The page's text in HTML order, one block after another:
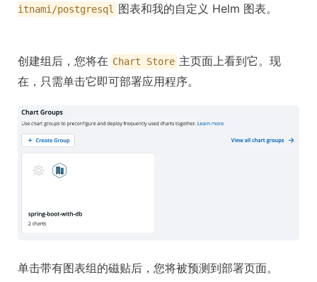
itnami/postgresql
图表和我的自定义 Helm 图表。
创建组后，您将在 Chart Store 主页面上看到它。现
在，只需单击它即可部署应用程序。
单击带有图表组的磁贴后，您将被预测到部署页面。